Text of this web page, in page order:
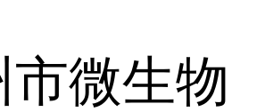
市微生物